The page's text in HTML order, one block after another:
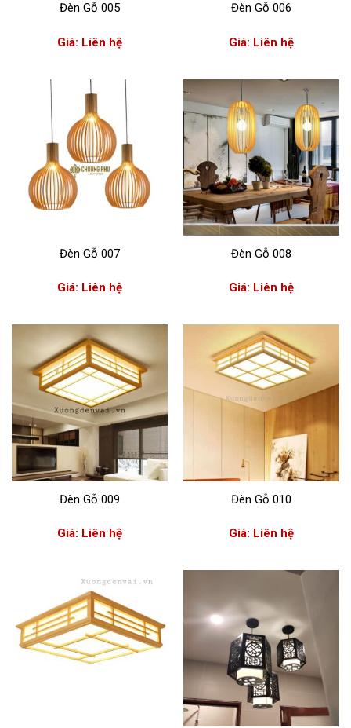
Đèn Gỗ 005
Giá: Liên hệ
Đèn Gỗ 006
Giá: Liên hệ
Đèn Gỗ 007
Giá: Liên hệ
Đèn Gỗ 008
Giá: Liên hệ
Đèn Gỗ 009
Giá: Liên hệ
Đèn Gỗ 010
Giá: Liên hệ